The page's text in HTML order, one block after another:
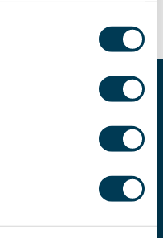
asiantuntija